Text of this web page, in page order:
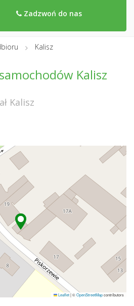
Zadzwoń do nas
Kalisz
Kalisz
Kalisz
Leaflet|©OpenStreetMapcontributors